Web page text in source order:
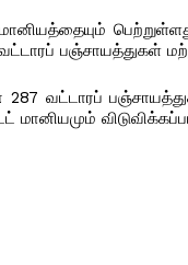
பஞ்சாயத்துகள்
வட்டாரப்
மானியமும்